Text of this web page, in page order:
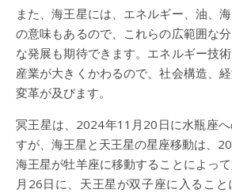
また、海王星には、エネルギー、油、
の意味もあるので、これらの広範囲な
な発展も期待できます。エネルギー技
産業が大きくかわるので、社会構造、
変革が及びます。
冥王星は、2024年11月20日に水瓶座
すが、海王星と天王星の星座移動は、
海王星が牡羊座に移動することによっ
月26日に、天王星が双子座に入ること